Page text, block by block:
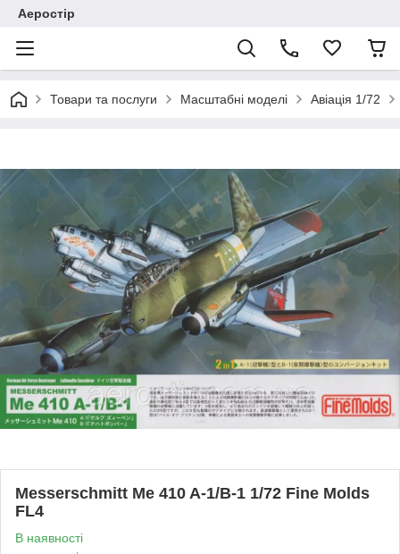
Аеростір
Товари та послуги Масштабні моделі Авіація 1/72
Messerschmitt Me 410 A-1/B-1 1/72 Fine Molds
FL4
В наявності